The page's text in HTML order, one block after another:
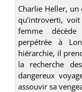
Charlie Heller,
qu’introverti,
femme
perpétrée à
hiérarchie, il
la recherche
dangereux
assouvir sa